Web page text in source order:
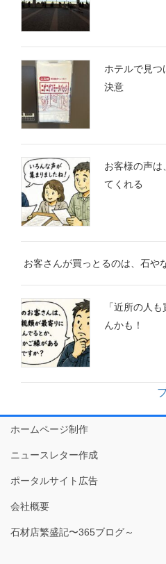
ホテルで見つ
決意
お客様の声は
てくれる
お客さんが買っとるのは、石や
「近所の人
んかも！
ホームページ制作
ニュースレター作成
ポータルサイト広告
会社概要
石材店繁盛記〜365ブログ～